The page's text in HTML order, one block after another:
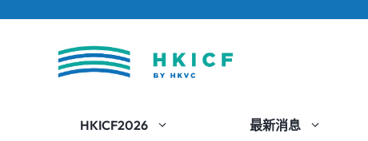
HKICF2026 最新消息